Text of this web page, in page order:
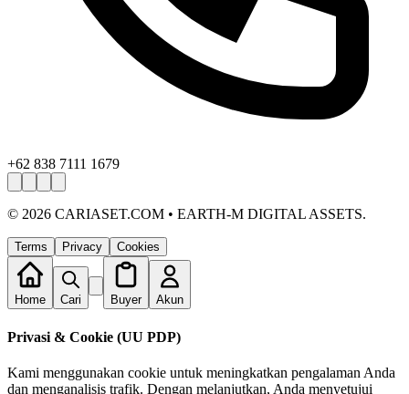
+62 838 7111 1679
© 2026 CARIASET.COM • EARTH-M DIGITAL ASSETS.
Terms Privacy Cookies
Home Cari Buyer Akun
Privasi & Cookie (UU PDP)
Kami menggunakan cookie untuk meningkatkan pengalaman Anda
dan menganalisis trafik. Dengan melanjutkan, Anda menyetujui